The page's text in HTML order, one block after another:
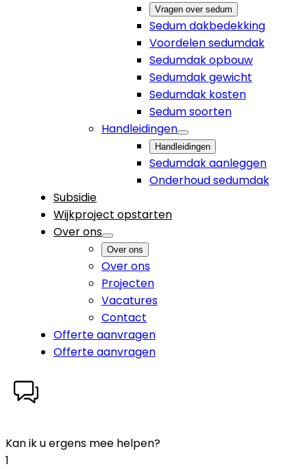
Vragen over sedum
Sedum dakbedekking
Voordelen sedumdak
Sedumdak opbouw
Sedumdak gewicht
Sedumdak kosten
Sedum soorten
Handleidingen
Handleidingen
Sedumdak aanleggen
Onderhoud sedumdak
Subsidie
Wijkproject opstarten
Over ons
Over ons
Over ons
Projecten
Vacatures
Contact
Offerte aanvragen
Offerte aanvragen
Kan ik u ergens mee helpen?
1